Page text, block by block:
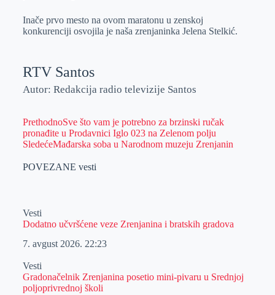
Inače prvo mesto na ovom maratonu u zenskoj
konkurenciji osvojila je naša zrenjaninka Jelena Stelkić.
RTV Santos
Autor: Redakcija radio televizije Santos
PrethodnoSve što vam je potrebno za brzinski ručak
pronađite u Prodavnici Iglo 023 na Zelenom polju
SledećeMađarska soba u Narodnom muzeju Zrenjanin
POVEZANE vesti
Vesti
Dodatno učvršćene veze Zrenjanina i bratskih gradova
7. avgust 2026. 22:23
Vesti
Gradonačelnik Zrenjanina posetio mini-pivaru u Srednjoj
poljoprivrednoj školi